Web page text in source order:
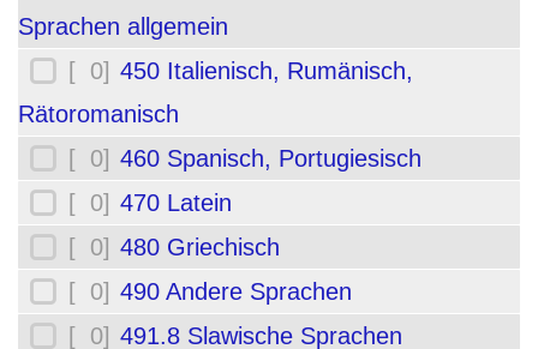
Sprachen allgemein
[ 0] 450 Italienisch, Rumänisch,
Rätoromanisch
[ 0] 460 Spanisch, Portugiesisch
[ 0] 470 Latein
[ 0] 480 Griechisch
[ 0] 490 Andere Sprachen
[ 0] 491.8 Slawische Sprachen